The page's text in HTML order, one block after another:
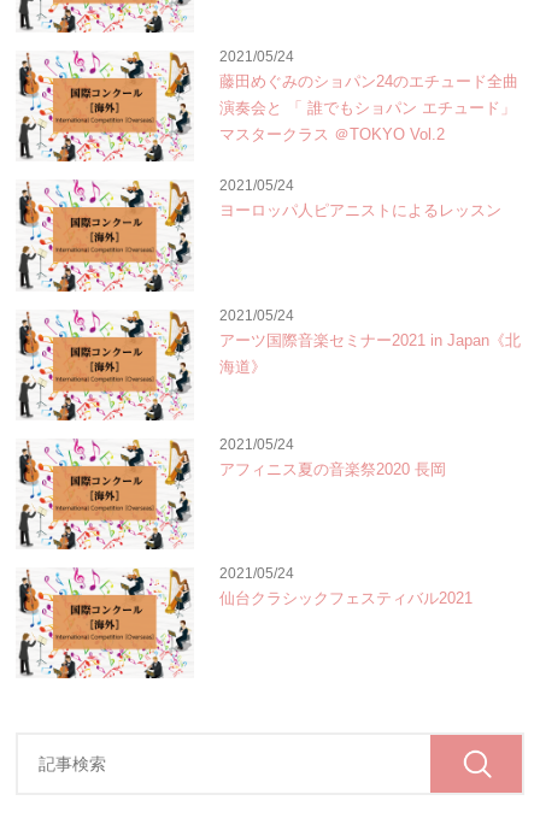
2021/05/24
藤田めぐみのショパン24のエチュード全曲
演奏会と 「 誰でもショパン エチュード」
マスタークラス ＠TOKYO Vol.2
2021/05/24
ヨーロッパ人ピアニストによるレッスン
2021/05/24
アーツ国際音楽セミナー2021 in Japan《北
海道》
2021/05/24
アフィニス夏の音楽祭2020 長岡
2021/05/24
仙台クラシックフェスティバル2021